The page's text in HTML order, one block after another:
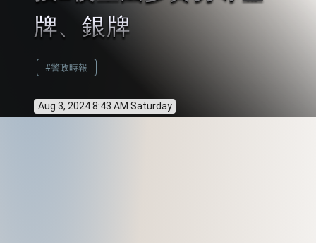
牌、銀牌
#警政時報
Aug 3, 2024 8:43 AM Saturday